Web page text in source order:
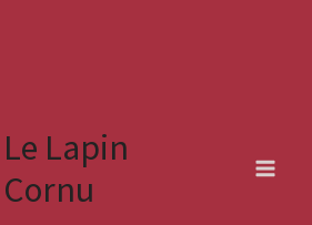
Le Lapin
Cornu